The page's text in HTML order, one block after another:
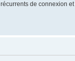
de connexion